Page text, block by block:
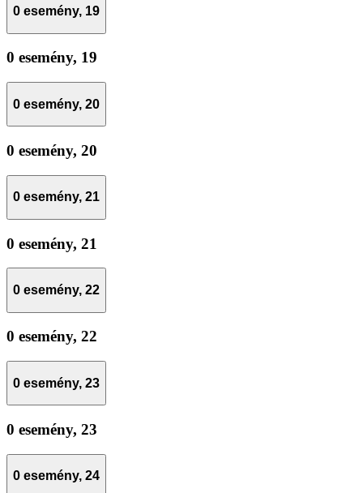
0 esemény, 19
0 esemény, 19
0 esemény, 20
0 esemény, 20
0 esemény, 21
0 esemény, 21
0 esemény, 22
0 esemény, 22
0 esemény, 23
0 esemény, 23
0 esemény, 24